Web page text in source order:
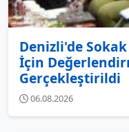
Denizli'de
İçin
Gerçekleştirildi
06.08.2026